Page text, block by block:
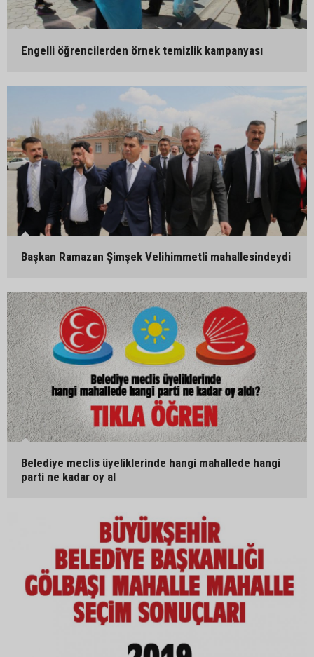
Engelli öğrencilerden örnek temizlik kampanyası
Başkan Ramazan Şimşek Velihimmetli mahallesindeydi
Belediye meclis üyeliklerinde hangi mahallede hangi
parti ne kadar oy al